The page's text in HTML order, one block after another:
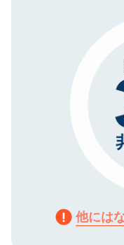
で、機密保
他には